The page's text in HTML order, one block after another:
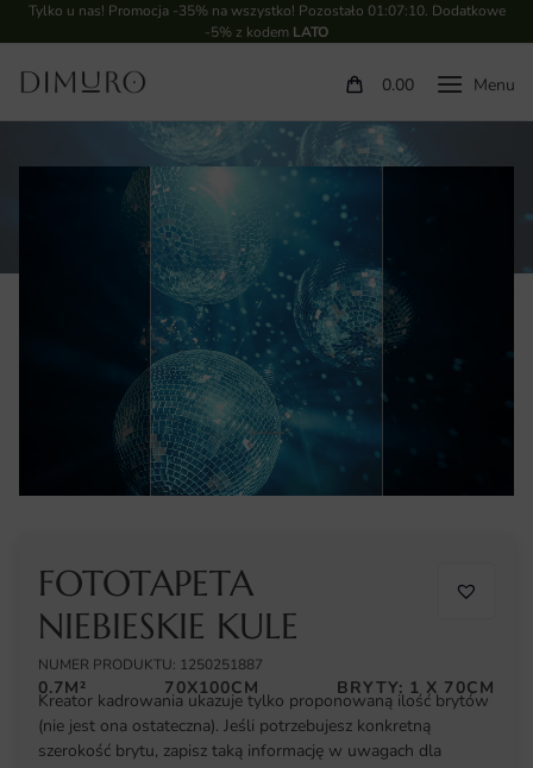
Tylko u nas! Promocja -35% na wszystko! Pozostało 01:07:09. Dodatkowe
-5% z kodem LATO
0.00
FOTOTAPETA
NIEBIESKIE KULE
NUMER PRODUKTU: 1250251887
0.7M² 70X100CM BRYTY: 1 X 70CM
Kreator kadrowania ukazuje tylko proponowaną ilość brytów
(nie jest ona ostateczna). Jeśli potrzebujesz konkretną
szerokość brytu, zapisz taką informację w uwagach dla